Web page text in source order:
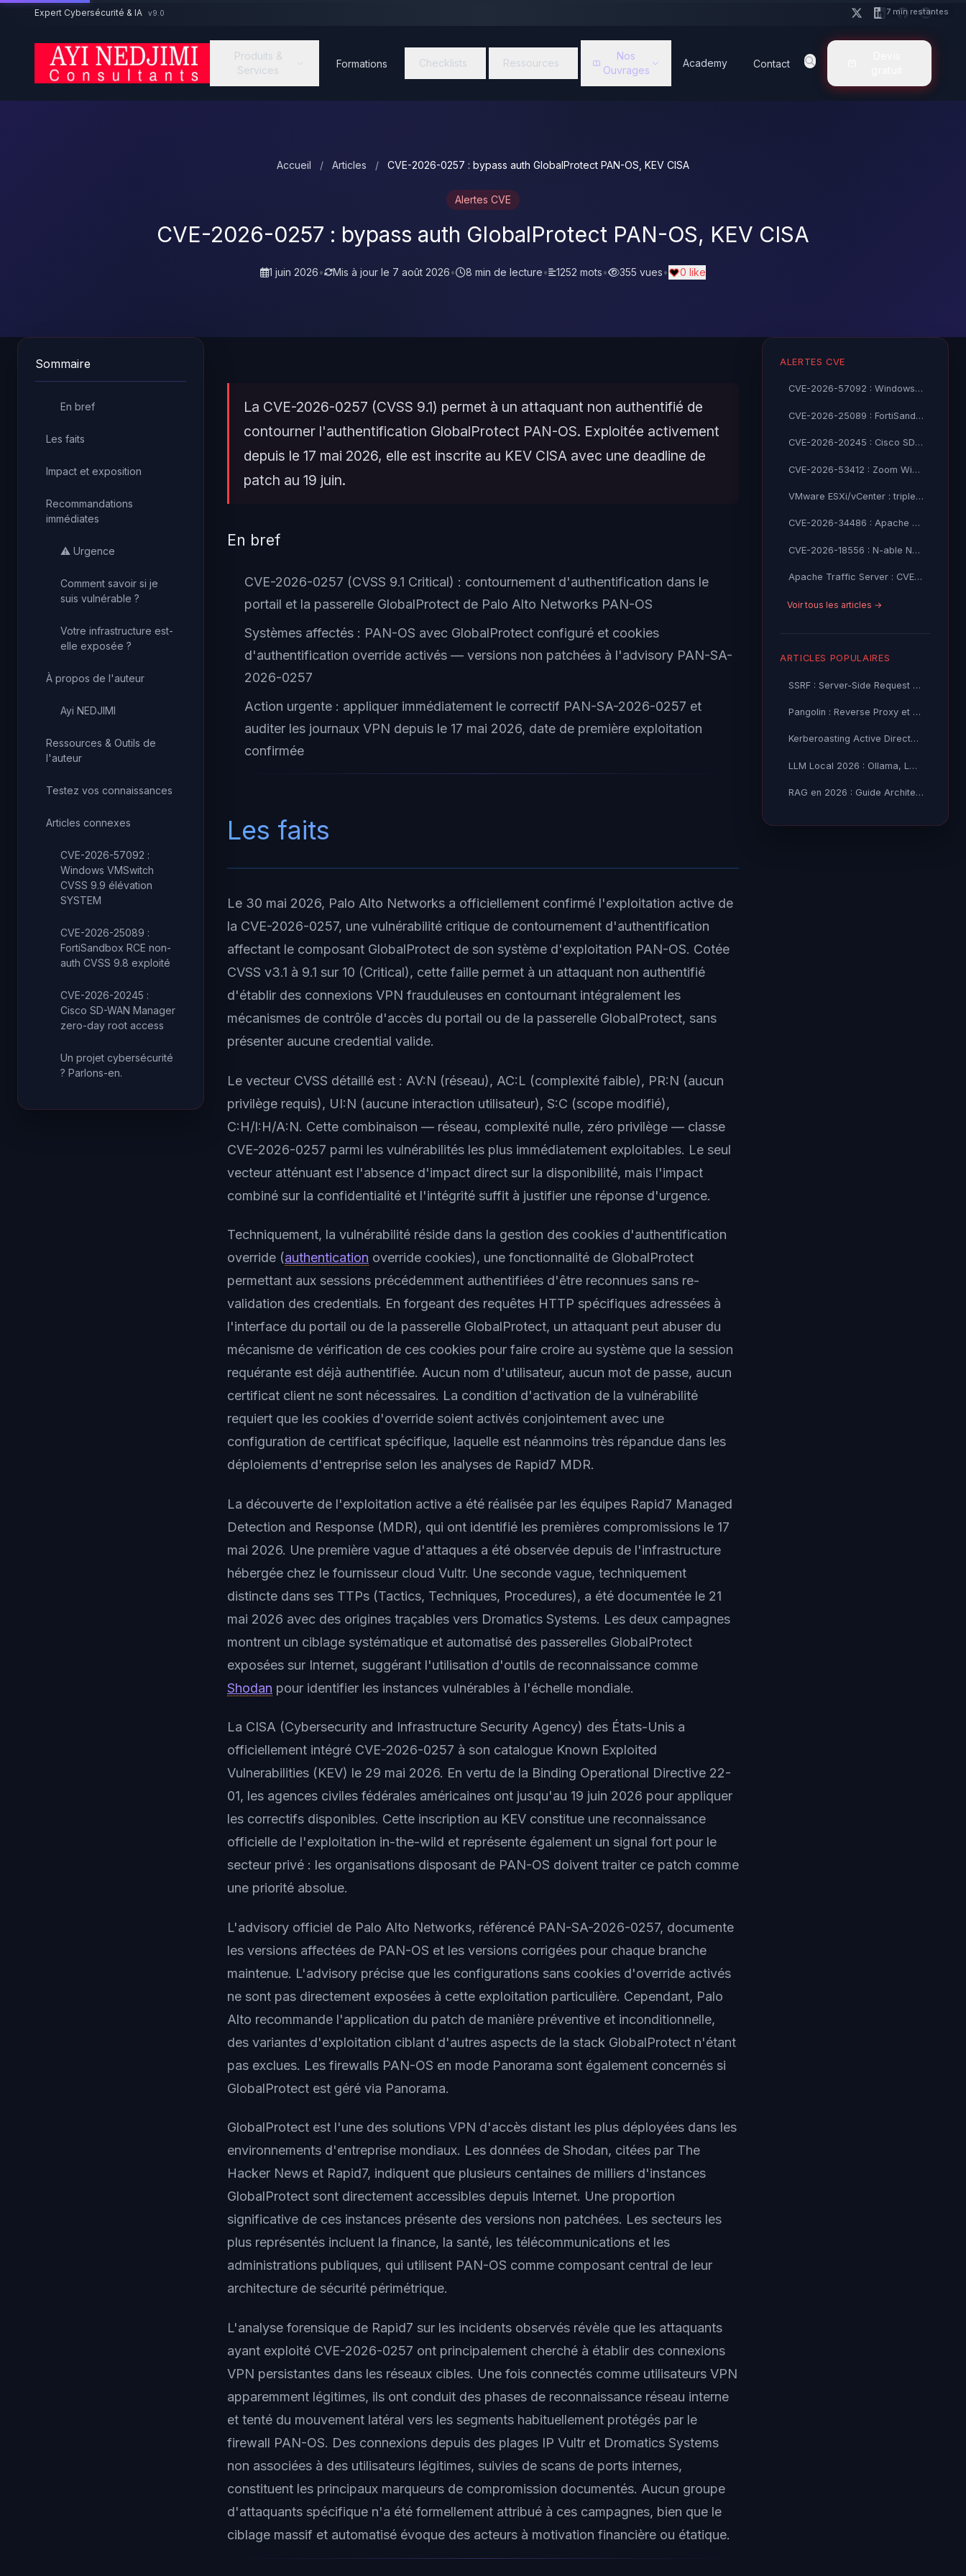
Aller au contenu principal
Expert Cybersécurité & IA v9.0
Produits &
Services
Formations Checklists Ressources
Nos
Ouvrages
Academy Contact
Accueil / Articles / CVE-2026-0257 : bypass auth GlobalProtect PAN-OS, KEV CISA
Alertes CVE
CVE-2026-0257 : bypass auth GlobalProtect PAN-OS, KEV CISA
1 juin 2026• Mis à jour le 7 août 2026• 8 min de lecture• 1252 mots• 355 vues• 0 like
Sommaire
En bref
Les faits
Impact et exposition
Recommandations
immédiates
⚠️ Urgence
Comment savoir si je
suis vulnérable ?
Votre infrastructure est-
elle exposée ?
À propos de l'auteur
Ayi NEDJIMI
Ressources & Outils de
l'auteur
Testez vos connaissances
Articles connexes
CVE-2026-57092 :
Windows VMSwitch
CVSS 9.9 élévation
SYSTEM
CVE-2026-25089 :
FortiSandbox RCE non-
auth CVSS 9.8 exploité
CVE-2026-20245 :
Cisco SD-WAN Manager
zero-day root access
Un projet cybersécurité
? Parlons-en.
La CVE-2026-0257 (CVSS 9.1) permet à un attaquant non authentifié de
contourner l'authentification GlobalProtect PAN-OS. Exploitée activement
depuis le 17 mai 2026, elle est inscrite au KEV CISA avec une deadline de
patch au 19 juin.
En bref
CVE-2026-0257 (CVSS 9.1 Critical) : contournement d'authentification dans le
portail et la passerelle GlobalProtect de Palo Alto Networks PAN-OS
Systèmes affectés : PAN-OS avec GlobalProtect configuré et cookies
d'authentification override activés — versions non patchées à l'advisory PAN-SA-
2026-0257
Action urgente : appliquer immédiatement le correctif PAN-SA-2026-0257 et
auditer les journaux VPN depuis le 17 mai 2026, date de première exploitation
confirmée
Les faits
Le 30 mai 2026, Palo Alto Networks a officiellement confirmé l'exploitation active de
la CVE-2026-0257, une vulnérabilité critique de contournement d'authentification
affectant le composant GlobalProtect de son système d'exploitation PAN-OS. Cotée
CVSS v3.1 à 9.1 sur 10 (Critical), cette faille permet à un attaquant non authentifié
d'établir des connexions VPN frauduleuses en contournant intégralement les
mécanismes de contrôle d'accès du portail ou de la passerelle GlobalProtect, sans
présenter aucune credential valide.
Le vecteur CVSS détaillé est : AV:N (réseau), AC:L (complexité faible), PR:N (aucun
privilège requis), UI:N (aucune interaction utilisateur), S:C (scope modifié),
C:H/I:H/A:N. Cette combinaison — réseau, complexité nulle, zéro privilège — classe
CVE-2026-0257 parmi les vulnérabilités les plus immédiatement exploitables. Le seul
vecteur atténuant est l'absence d'impact direct sur la disponibilité, mais l'impact
combiné sur la confidentialité et l'intégrité suffit à justifier une réponse d'urgence.
Techniquement, la vulnérabilité réside dans la gestion des cookies d'authentification
override (authentication override cookies), une fonctionnalité de GlobalProtect
permettant aux sessions précédemment authentifiées d'être reconnues sans re-
validation des credentials. En forgeant des requêtes HTTP spécifiques adressées à
l'interface du portail ou de la passerelle GlobalProtect, un attaquant peut abuser du
mécanisme de vérification de ces cookies pour faire croire au système que la session
requérante est déjà authentifiée. Aucun nom d'utilisateur, aucun mot de passe, aucun
certificat client ne sont nécessaires. La condition d'activation de la vulnérabilité
requiert que les cookies d'override soient activés conjointement avec une
configuration de certificat spécifique, laquelle est néanmoins très répandue dans les
déploiements d'entreprise selon les analyses de Rapid7 MDR.
La découverte de l'exploitation active a été réalisée par les équipes Rapid7 Managed
Detection and Response (MDR), qui ont identifié les premières compromissions le 17
mai 2026. Une première vague d'attaques a été observée depuis de l'infrastructure
hébergée chez le fournisseur cloud Vultr. Une seconde vague, techniquement
distincte dans ses TTPs (Tactics, Techniques, Procedures), a été documentée le 21
mai 2026 avec des origines traçables vers Dromatics Systems. Les deux campagnes
montrent un ciblage systématique et automatisé des passerelles GlobalProtect
exposées sur Internet, suggérant l'utilisation d'outils de reconnaissance comme
Shodan pour identifier les instances vulnérables à l'échelle mondiale.
La CISA (Cybersecurity and Infrastructure Security Agency) des États-Unis a
officiellement intégré CVE-2026-0257 à son catalogue Known Exploited
Vulnerabilities (KEV) le 29 mai 2026. En vertu de la Binding Operational Directive 22-
01, les agences civiles fédérales américaines ont jusqu'au 19 juin 2026 pour appliquer
les correctifs disponibles. Cette inscription au KEV constitue une reconnaissance
officielle de l'exploitation in-the-wild et représente également un signal fort pour le
secteur privé : les organisations disposant de PAN-OS doivent traiter ce patch comme
une priorité absolue.
L'advisory officiel de Palo Alto Networks, référencé PAN-SA-2026-0257, documente
les versions affectées de PAN-OS et les versions corrigées pour chaque branche
maintenue. L'advisory précise que les configurations sans cookies d'override activés
ne sont pas directement exposées à cette exploitation particulière. Cependant, Palo
Alto recommande l'application du patch de manière préventive et inconditionnelle,
des variantes d'exploitation ciblant d'autres aspects de la stack GlobalProtect n'étant
pas exclues. Les firewalls PAN-OS en mode Panorama sont également concernés si
GlobalProtect est géré via Panorama.
GlobalProtect est l'une des solutions VPN d'accès distant les plus déployées dans les
environnements d'entreprise mondiaux. Les données de Shodan, citées par The
Hacker News et Rapid7, indiquent que plusieurs centaines de milliers d'instances
GlobalProtect sont directement accessibles depuis Internet. Une proportion
significative de ces instances présente des versions non patchées. Les secteurs les
plus représentés incluent la finance, la santé, les télécommunications et les
administrations publiques, qui utilisent PAN-OS comme composant central de leur
architecture de sécurité périmétrique.
L'analyse forensique de Rapid7 sur les incidents observés révèle que les attaquants
ayant exploité CVE-2026-0257 ont principalement cherché à établir des connexions
VPN persistantes dans les réseaux cibles. Une fois connectés comme utilisateurs VPN
apparemment légitimes, ils ont conduit des phases de reconnaissance réseau interne
et tenté du mouvement latéral vers les segments habituellement protégés par le
firewall PAN-OS. Des connexions depuis des plages IP Vultr et Dromatics Systems
non associées à des utilisateurs légitimes, suivies de scans de ports internes,
constituent les principaux marqueurs de compromission documentés. Aucun groupe
d'attaquants spécifique n'a été formellement attribué à ces campagnes, bien que le
ciblage massif et automatisé évoque des acteurs à motivation financière ou étatique.
ALERTES CVE
CVE-2026-57092 : Windows VMSwitch CVSS 9.9 élévation SYSTEM
CVE-2026-25089 : FortiSandbox RCE non-auth CVSS 9.8 exploité
CVE-2026-20245 : Cisco SD-WAN Manager zero-day root access
CVE-2026-53412 : Zoom Windows prise de compte CVSS 9.8
VMware ESXi/vCenter : triple faille critique CVE-2026-59309/47876
CVE-2026-34486 : Apache Tomcat RCE via EncryptInterceptor – CISA KEV
CVE-2026-18556 : N-able N-central prise de contrôle admin — CISA KEV
Apache Traffic Server : CVE-2026-58154/58155/58161 CVSS 9.2 critiques
Voir tous les articles →
ARTICLES POPULAIRES
SSRF : Server-Side Request Forgery — Exploitation Avancée
Pangolin : Reverse Proxy et Tunnel Self-Hosted — Guide
Kerberoasting Active Directory : Attaque et Défense 2026
LLM Local 2026 : Ollama, LM Studio ou vLLM — Quel Outil selon
RAG en 2026 : Guide Architecture, Vectorisation & Chunking
7 min restantes